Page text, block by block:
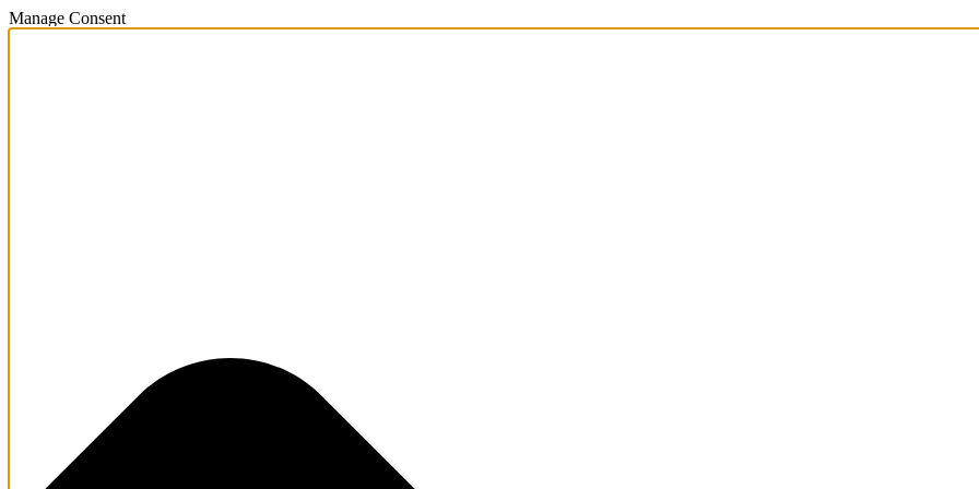
Manage Consent